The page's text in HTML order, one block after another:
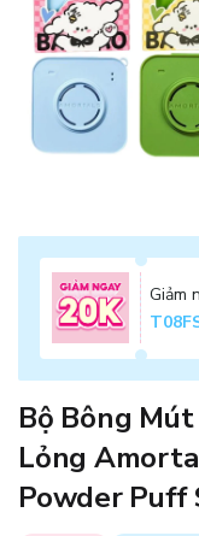
Giảm
Bộ Bông
Lỏng
Powder Puff